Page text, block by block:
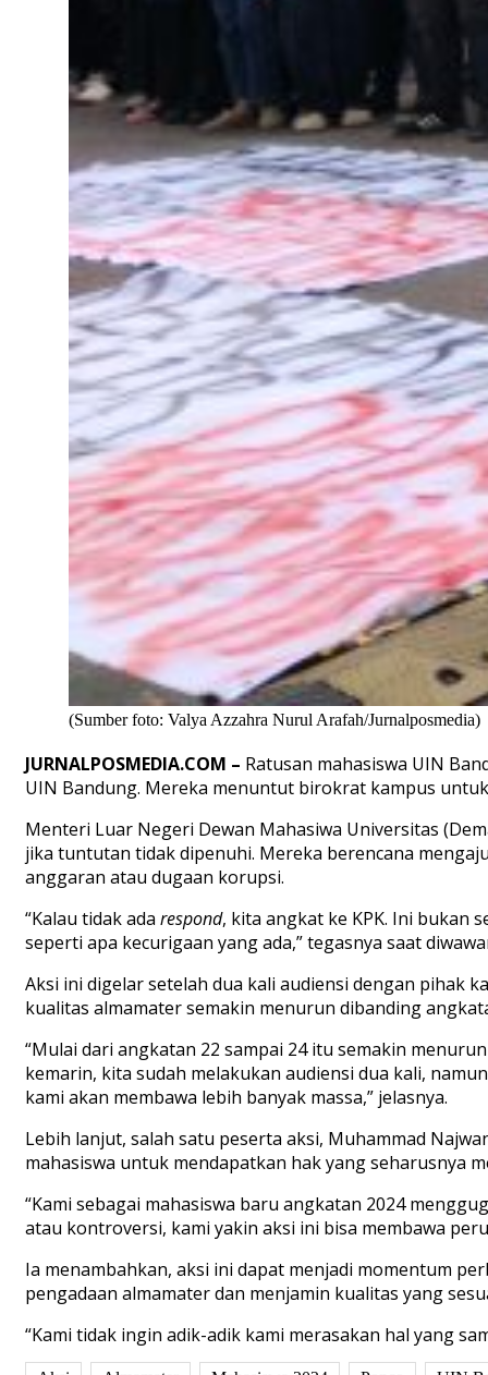
(Sumber foto: Valya Azzahra Nurul Arafah/Jurnalposmedia)
JURNALPOSMEDIA.COM – Ratusan mahasiswa UIN
UIN Bandung. Mereka menuntut birokrat kampus
Menteri Luar Negeri Dewan Mahasiwa Universitas
jika tuntutan tidak dipenuhi. Mereka berencana
anggaran atau dugaan korupsi.
“Kalau tidak ada respond, kita angkat ke KPK. Ini bukan
seperti apa kecurigaan yang ada,” tegasnya saat
Aksi ini digelar setelah dua kali audiensi dengan pihak
kualitas almamater semakin menurun dibanding
“Mulai dari angkatan 22 sampai 24 itu semakin
kemarin, kita sudah melakukan audiensi dua kali,
kami akan membawa lebih banyak massa,” jelasnya.
Lebih lanjut, salah satu peserta aksi, Muhammad
mahasiswa untuk mendapatkan hak yang seharusnya
“Kami sebagai mahasiswa baru angkatan 2024
atau kontroversi, kami yakin aksi ini bisa membawa
Ia menambahkan, aksi ini dapat menjadi momentum
pengadaan almamater dan menjamin kualitas yang
“Kami tidak ingin adik-adik kami merasakan hal yang